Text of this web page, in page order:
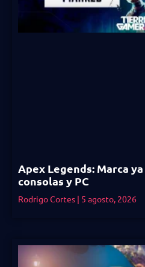
Apex Legends: Marca
consolas y PC
Rodrigo Cortes 5 agosto, 2026